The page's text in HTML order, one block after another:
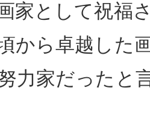
家として祝福
から卓越した
力家だったと